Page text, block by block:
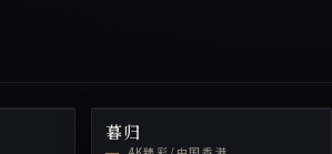
暮归